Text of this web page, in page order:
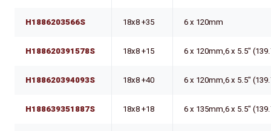
H1886203566S 18x8 +35 6 x 120mm
H188620391578S 18x8 +15 6 x 120mm,6 x 5.5"
H188620394093S 18x8 +40 6 x 120mm,6 x 5.5"
H188639351887S 18x8 +18 6 x 135mm,6 x 5.5"